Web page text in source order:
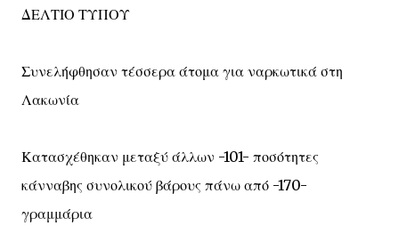
ΔΕΛΤΙΟ ΤΥΠΟΥ
Συνελήφθησαν τέσσερα άτομα για ναρκωτικά στη
Λακωνία
Κατασχέθηκαν μεταξύ άλλων -101- ποσότητες
κάνναβης συνολικού βάρους πάνω από -170-
γραμμάρια